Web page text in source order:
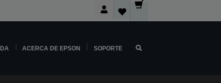
ACERCA DE EPSON SOPORTE